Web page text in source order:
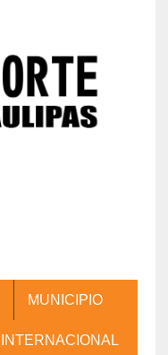
MUNICIPIO
INTERNACIONAL